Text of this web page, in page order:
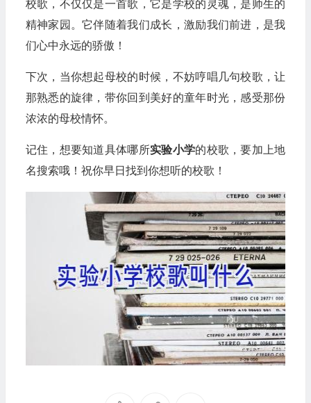
校歌，不仅仅是一首歌，它是学校的灵魂，是师生的
精神家园。它伴随着我们成长，激励我们前进，是我
们心中永远的骄傲！
下次，当你想起母校的时候，不妨哼唱几句校歌，让
那熟悉的旋律，带你回到美好的童年时光，感受那份
浓浓的母校情怀。
记住，想要知道具体哪所实验小学的校歌，要加上地
名搜索哦！祝你早日找到你想听的校歌！